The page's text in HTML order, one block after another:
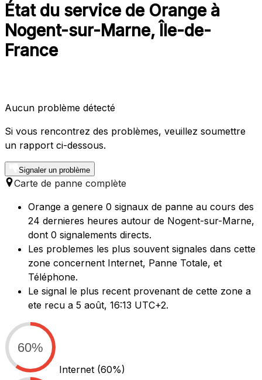
État du service de Orange à
Nogent-sur-Marne, Île-de-
France
Aucun problème détecté
Si vous rencontrez des problèmes, veuillez soumettre
un rapport ci-dessous.
Signaler un problème
Carte de panne complète
Orange a genere 0 signaux de panne au cours des
24 dernieres heures autour de Nogent-sur-Marne,
dont 0 signalements directs.
Les problemes les plus souvent signales dans cette
zone concernent Internet, Panne Totale, et
Téléphone.
Le signal le plus recent provenant de cette zone a
ete recu a 5 août, 16:13 UTC+2.
60%
Internet (60%)